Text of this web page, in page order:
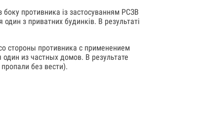
боку противника із застосуванням РСЗВ
з приватних будинків. В результаті
стороны противника с применением
из частных домов. В результате
без вести).